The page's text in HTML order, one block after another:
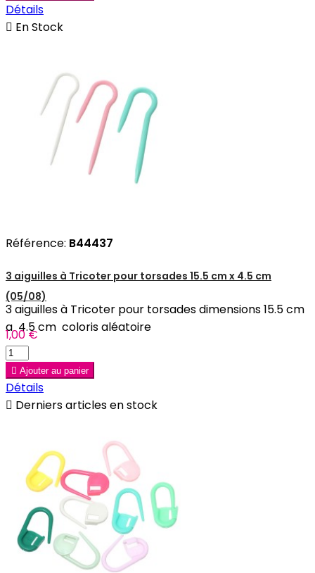
Détails
 En Stock
Référence: B44437
3 aiguilles à Tricoter pour torsades 15.5 cm x 4.5 cm
(05/08)
3 aiguilles à Tricoter pour torsades dimensions 15.5 cm
a 4.5 cm coloris aléatoire
1,00 €
 Ajouter au panier
Détails
 Derniers articles en stock